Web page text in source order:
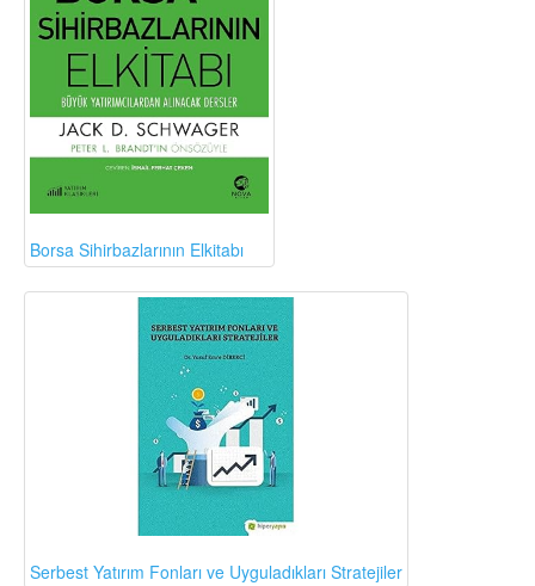
Borsa Sihirbazlarının Elkitabı
Serbest Yatırım Fonları ve Uyguladıkları Stratejiler